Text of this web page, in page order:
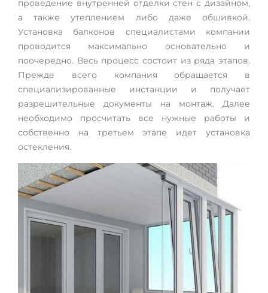
проведение внутренней отделки стен с дизайном,
а также утеплением либо даже обшивкой.
Установка балконов специалистами компании
проводится максимально основательно и
поочередно. Весь процесс состоит из ряда этапов.
Прежде всего компания обращается в
специализированные инстанции и получает
разрешительные документы на монтаж. Далее
необходимо просчитать все нужные работы и
собственно на третьем этапе идет установка
остекления.